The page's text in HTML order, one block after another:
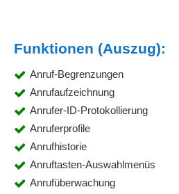
Funktionen (Auszug):
Anruf-Begrenzungen
Anrufaufzeichnung
Anrufer-ID-Protokollierung
Anruferprofile
Anrufhistorie
Anruftasten-Auswahlmenüs
Anrufüberwachung